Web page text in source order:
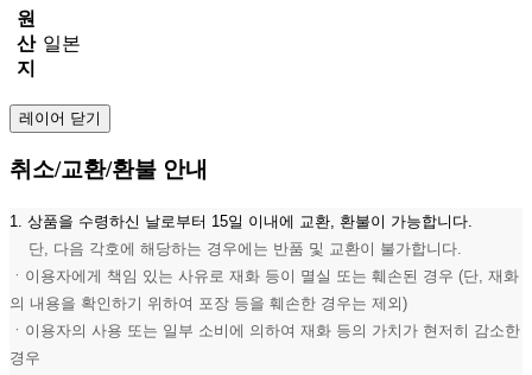
원
산
지
일본
레이어 닫기
취소/교환/환불 안내
1. 상품을 수령하신 날로부터 15일 이내에 교환, 환불이 가능합니다.
단, 다음 각호에 해당하는 경우에는 반품 및 교환이 불가합니다.
ㆍ이용자에게 책임 있는 사유로 재화 등이 멸실 또는 훼손된 경우 (단, 재화
의 내용을 확인하기 위하여 포장 등을 훼손한 경우는 제외)
ㆍ이용자의 사용 또는 일부 소비에 의하여 재화 등의 가치가 현저히 감소한
경우